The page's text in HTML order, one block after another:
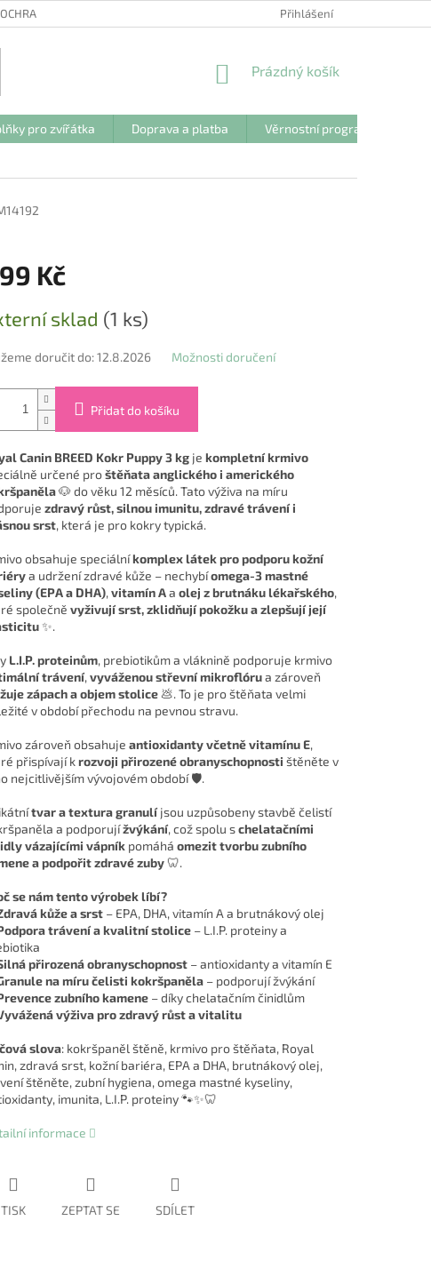
OSOBNÍCH ÚDAJŮ Přihlášení
NÁKUPNÍ
Prázdný košík
pro zvířátka Doprava a platba Věrnostní program
Kč
sklad (1 ks)
doručit do: 12.8.2026 Možnosti doručení
Přidat do košíku
Canin BREED Kokr Puppy 3 kgje kompletní krmivo
určené proštěňata anglického i amerického
🐶 do věku 12 měsíců. Tato výživa na míru
zdravý růst, silnou imunitu, zdravé trávení i
srst, která je pro kokry typická.
obsahuje speciálníkomplex látek pro podporu kožní
a udržení zdravé kůže – nechybíomega-3 mastné
(EPA a DHA),vitamín Aa olej z brutnáku lékařského,
společně vyživují srst, zklidňují pokožku a zlepšují její
✨.
L.I.P. proteinům, prebiotikům a vláknině podporuje krmivo
trávení,vyváženou střevní mikroflórua zároveň
zápach a objem stolice💩. To je pro štěňata velmi
v období přechodu na pevnou stravu.
zároveň obsahuje antioxidanty včetně vitamínu E,
přispívají krozvoji přirozené obranyschopnosti štěněte v
nejcitlivějším vývojovém období 🛡️.
tvar a textura granulíjsou uzpůsobeny stavbě čelistí
a podporujížvýkání, což spolu schelatačními
vázajícími vápníkpomáhá omezit tvorbu zubního
a podpořit zdravé zuby🦷.
se nám tento výrobek líbí?
kůže a srst– EPA, DHA, vitamín A a brutnákový olej
trávení a kvalitní stolice– L.I.P. proteiny a
přirozená obranyschopnost– antioxidanty a vitamín E
na míru čelisti kokršpaněla– podporují žvýkání
zubního kamene– díky chelatačním činidlům
výživa pro zdravý růst a vitalitu
slova: kokršpaněl štěně, krmivo pro štěňata, Royal
zdravá srst, kožní bariéra, EPA a DHA, brutnákový olej,
štěněte, zubní hygiena, omega mastné kyseliny,
imunita, L.I.P. proteiny 🐾✨🦷
informace
TISK ZEPTAT SE SDÍLET